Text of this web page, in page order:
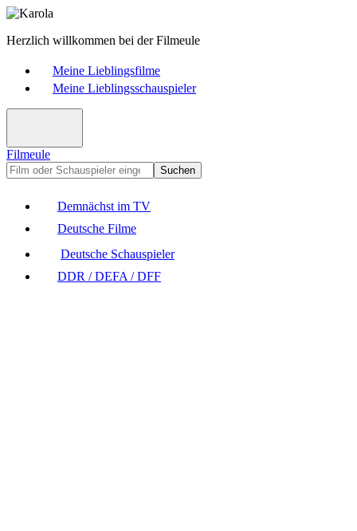
Herzlich willkommen bei der Filmeule
Meine Lieblingsfilme
Meine Lieblingsschauspieler
Filmeule
Suchen
Demnächst im TV
Deutsche Filme
Deutsche Schauspieler
DDR / DEFA / DFF